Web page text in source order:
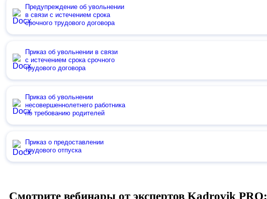
Предупреждение об увольнении
в связи с истечением срока
срочного трудового договора
Приказ об увольнении в связи
с истечением срока срочного
трудового договора
Приказ об увольнении
несовершеннолетнего работника
по требованию родителей
Приказ о предоставлении
трудового отпуска
Смотрите вебинары от экспертов Kadrovik PRO: